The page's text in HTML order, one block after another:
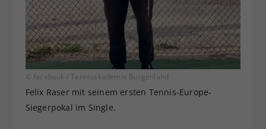
© facebook / Tennisakademie Burgenland
Felix Raser mit seinem ersten Tennis-Europe-
Siegerpokal im Single.